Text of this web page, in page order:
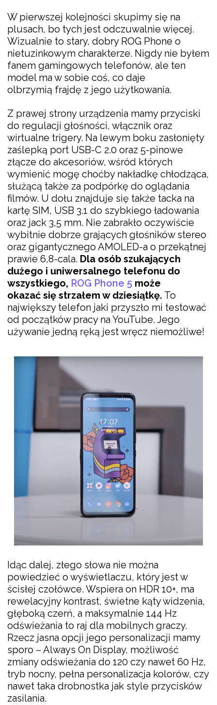
W pierwszej kolejności skupimy się na
plusach, bo tych jest odczuwalnie więcej.
Wizualnie to stary, dobry ROG Phone o
nietuzinkowym charakterze. Nigdy nie byłem
fanem gamingowych telefonów, ale ten
model ma w sobie coś, co daje
olbrzymią frajdę z jego użytkowania.
Z prawej strony urządzenia mamy przyciski
do regulacji głośności, włącznik oraz
wirtualne trigery. Na lewym boku zasłonięty
zaślepką port USB-C 2.0 oraz 5-pinowe
złącze do akcesoriów, wśród których
wymienić mogę choćby nakładkę chłodząca,
służącą także za podpórkę do oglądania
filmów. U dołu znajduje się także tacka na
kartę SIM, USB 3.1 do szybkiego ładowania
oraz jack 3,5 mm. Nie zabrakło oczywiście
wybitnie dobrze grających głośników stereo
oraz gigantycznego AMOLED-a o przekątnej
prawie 6,8-cala. Dla osób szukających
dużego i uniwersalnego telefonu do
wszystkiego, ROG Phone 5 może
okazać się strzałem w dziesiątkę. To
największy telefon jaki przyszło mi testować
od początków pracy na YouTube. Jego
używanie jedną ręką jest wręcz niemożliwe!
Idąc dalej, złego słowa nie można
powiedzieć o wyświetlaczu, który jest w
ścisłej czołówce. Wspiera on HDR 10+, ma
rewelacyjny kontrast, świetne kąty widzenia,
głęboką czerń, a maksymalnie 144 Hz
odświeżania to raj dla mobilnych graczy.
Rzecz jasna opcji jego personalizacji mamy
sporo – Always On Display, możliwość
zmiany odświeżania do 120 czy nawet 60 Hz,
tryb nocny, pełna personalizacja kolorów, czy
nawet taka drobnostka jak style przycisków
zasilania.